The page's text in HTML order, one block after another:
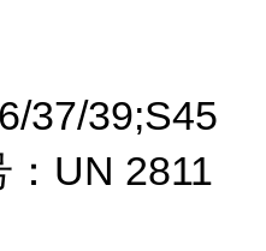
37/39;S45
UN 2811